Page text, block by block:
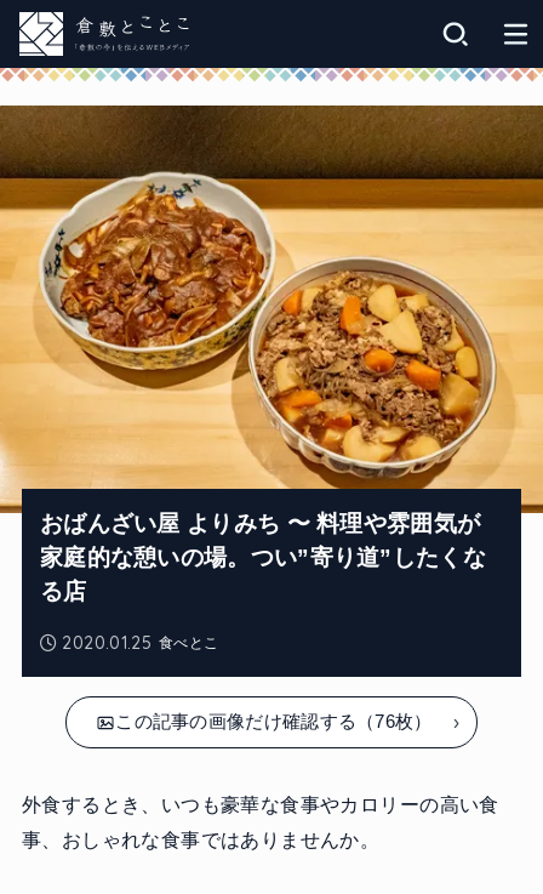
食べとこ
2020.01.25
おばんざい屋 よりみち 〜 料理や雰囲気が
家庭的な憩いの場。つい”寄り道”したくな
る店
この記事の画像だけ確認する（76枚）
外食するとき、いつも豪華な食事やカロリーの高い食
事、おしゃれな食事ではありませんか。